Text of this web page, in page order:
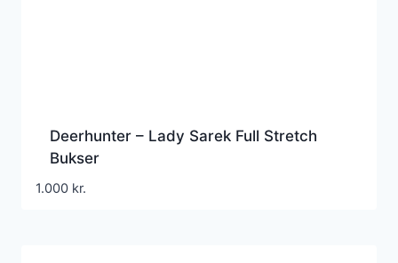
Deerhunter – Lady Sarek Full Stretch
Bukser
1.000 kr.